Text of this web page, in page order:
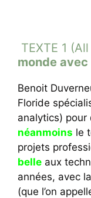
TEXTE 1
monde avec
Benoit
Floride
analytics) pour
néanmoins le
projets
belle aux
années, avec
(que l’on